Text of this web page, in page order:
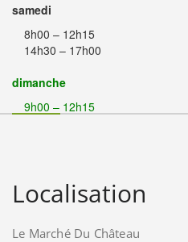
samedi
8h00 – 12h15
14h30 – 17h00
dimanche
9h00 – 12h15
Localisation
Le Marché Du Château